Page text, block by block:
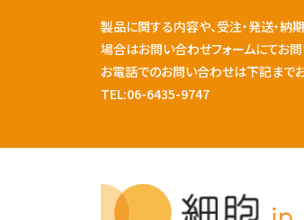
製品に関する内容や、受注・発送・
場合はお問い合わせフォームにてお問
お電話でのお問い合わせは下記までお
TEL:06-6435-9747